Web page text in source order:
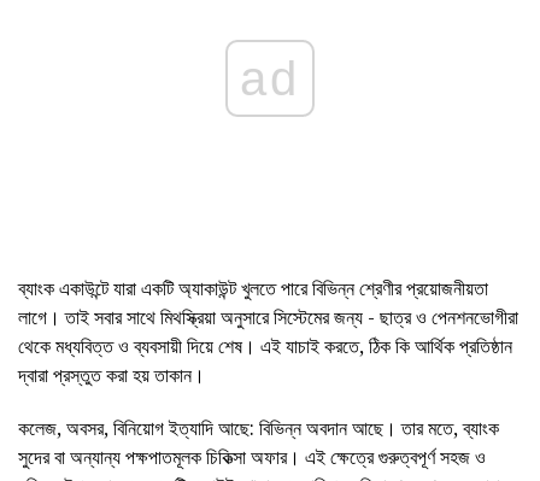
ad
ব্যাংক একাউন্টে যারা একটি অ্যাকাউন্ট খুলতে পারে বিভিন্ন শ্রেণীর প্রয়োজনীয়তা
লাগে। তাই সবার সাথে মিথস্ক্রিয়া অনুসারে সিস্টেমের জন্য - ছাত্র ও পেনশনভোগীরা
থেকে মধ্যবিত্ত ও ব্যবসায়ী দিয়ে শেষ। এই যাচাই করতে, ঠিক কি আর্থিক প্রতিষ্ঠান
দ্বারা প্রস্তুত করা হয় তাকান।
কলেজ, অবসর, বিনিয়োগ ইত্যাদি আছে: বিভিন্ন অবদান আছে। তার মতে, ব্যাংক
সুদের বা অন্যান্য পক্ষপাতমূলক চিকিত্সা অফার। এই ক্ষেত্রে গুরুত্বপূর্ণ সহজ ও